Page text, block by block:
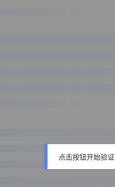
点击按钮开始验证